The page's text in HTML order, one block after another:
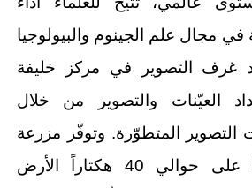
في مجال علم الجينوم والبيولوجيا
غرف التصوير في مركز خليفة
العيّنات والتصوير من خلال
المتطوّرة. وتوفّر مزرعة
الفوعة التي تمتدّ على حوالي 40 هكتاراً الأرض